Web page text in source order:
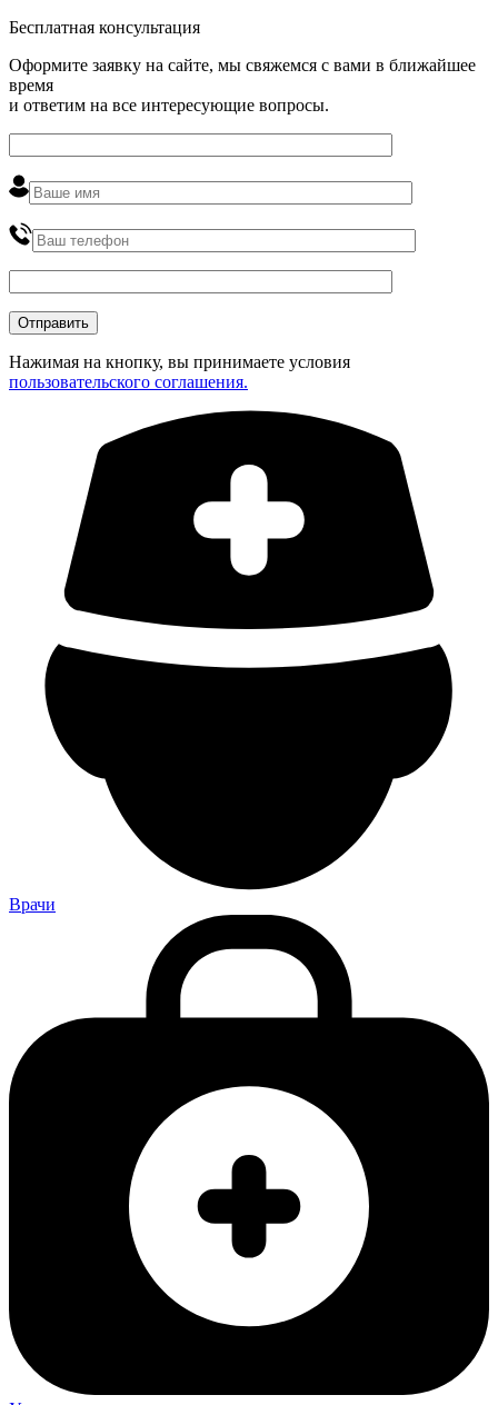
Бесплатная консультация
Оформите заявку на сайте, мы свяжемся с вами в ближайшее
время
и ответим на все интересующие вопросы.
Нажимая на кнопку, вы принимаете условия
пользовательского соглашения.
Врачи